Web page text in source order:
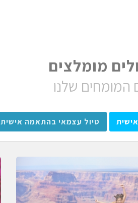
מומלצים
המומחים שלנו
טיול עצמאי בהתאמה אישית